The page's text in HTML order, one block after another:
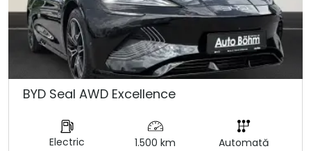
BYD Seal AWD Excellence
Electric 1.500 km Automată